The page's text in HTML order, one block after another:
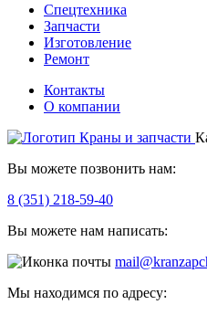
Спецтехника
Запчасти
Изготовление
Ремонт
Контакты
О компании
Вы можете позвонить нам:
8 (351) 218-59-40
Вы можете нам написать:
Мы находимся по адресу: